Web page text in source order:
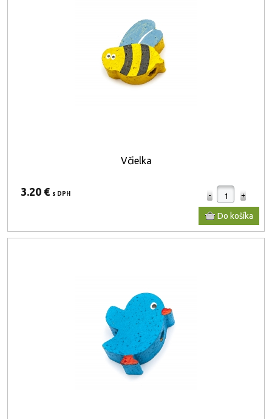
Včielka
3.20 € s DPH